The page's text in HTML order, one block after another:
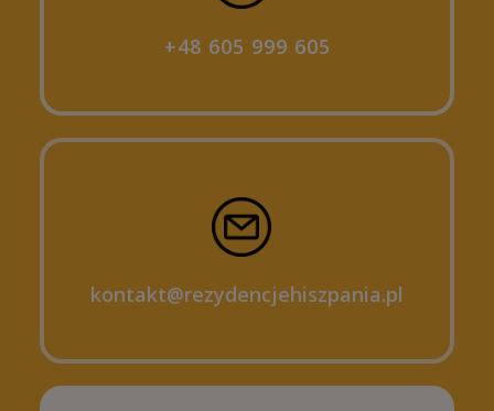
+48 605 999 605
kontakt@rezydencjehiszpania.pl